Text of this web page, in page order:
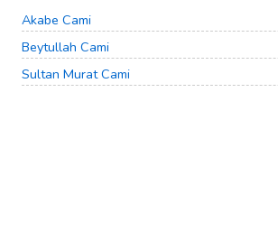
Akabe Cami
Beytullah Cami
Sultan Murat Cami